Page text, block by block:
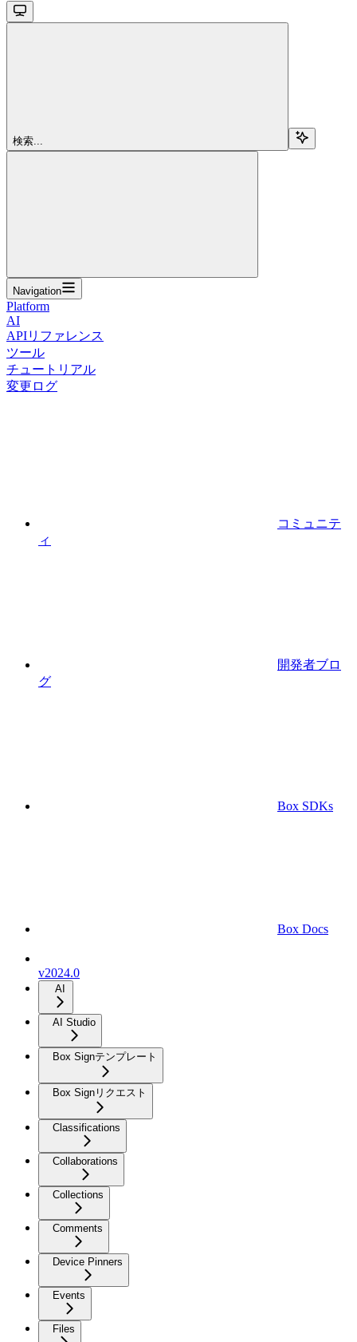
検索...
Navigation
Platform
AI
APIリファレンス
ツール
チュートリアル
変更ログ
コミュニテ
ィ
開発者ブロ
グ
Box SDKs
Box Docs
v2024.0
AI
AI Studio
Box Signテンプレート
Box Signリクエスト
Classifications
Collaborations
Collections
Comments
Device Pinners
Events
Files